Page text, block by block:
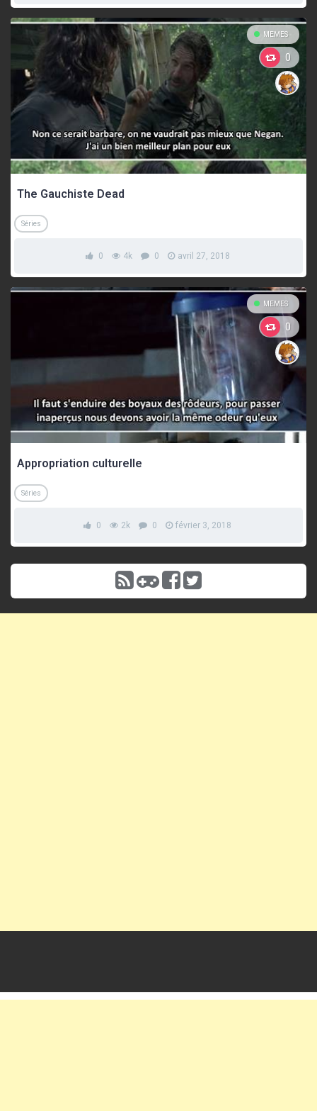
MEMES
0
The Gauchiste Dead
Séries
0 4k 0 avril 27, 2018
MEMES
0
Appropriation culturelle
Séries
0 2k 0 février 3, 2018